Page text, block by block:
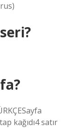
kağıdı4 satır